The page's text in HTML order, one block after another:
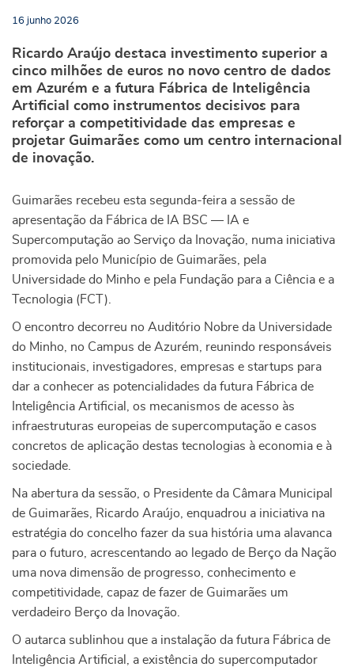
16 junho 2026
Ricardo Araújo destaca investimento superior a
cinco milhões de euros no novo centro de dados
em Azurém e a futura Fábrica de Inteligência
Artificial como instrumentos decisivos para
reforçar a competitividade das empresas e
projetar Guimarães como um centro internacional
de inovação.
Guimarães recebeu esta segunda-feira a sessão de
apresentação da Fábrica de IA BSC — IA e
Supercomputação ao Serviço da Inovação, numa iniciativa
promovida pelo Município de Guimarães, pela
Universidade do Minho e pela Fundação para a Ciência e a
Tecnologia (FCT).
O encontro decorreu no Auditório Nobre da Universidade
do Minho, no Campus de Azurém, reunindo responsáveis
institucionais, investigadores, empresas e startups para
dar a conhecer as potencialidades da futura Fábrica de
Inteligência Artificial, os mecanismos de acesso às
infraestruturas europeias de supercomputação e casos
concretos de aplicação destas tecnologias à economia e à
sociedade.
Na abertura da sessão, o Presidente da Câmara Municipal
de Guimarães, Ricardo Araújo, enquadrou a iniciativa na
estratégia do concelho fazer da sua história uma alavanca
para o futuro, acrescentando ao legado de Berço da Nação
uma nova dimensão de progresso, conhecimento e
competitividade, capaz de fazer de Guimarães um
verdadeiro Berço da Inovação.
O autarca sublinhou que a instalação da futura Fábrica de
Inteligência Artificial, a existência do supercomputador